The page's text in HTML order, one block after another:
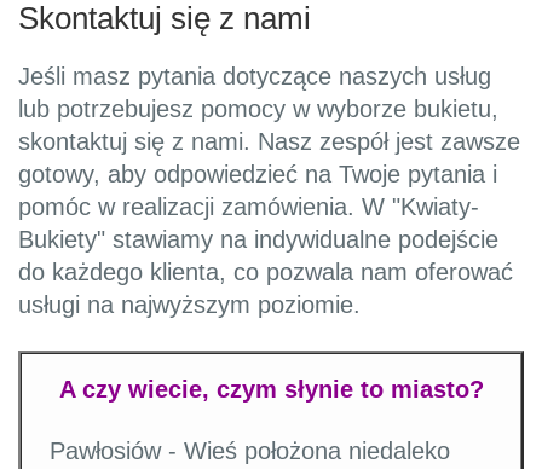
Skontaktuj się z nami
Jeśli masz pytania dotyczące naszych usług
lub potrzebujesz pomocy w wyborze bukietu,
skontaktuj się z nami. Nasz zespół jest zawsze
gotowy, aby odpowiedzieć na Twoje pytania i
pomóc w realizacji zamówienia. W "Kwiaty-
Bukiety" stawiamy na indywidualne podejście
do każdego klienta, co pozwala nam oferować
usługi na najwyższym poziomie.
A czy wiecie, czym słynie to miasto?
Pawłosiów - Wieś położona niedaleko